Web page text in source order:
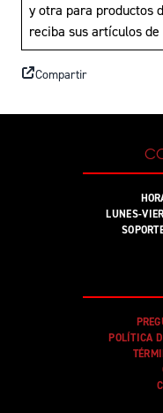
y otra para productos
reciba sus artículos
Compartir
LUNES-
POLÍTICA